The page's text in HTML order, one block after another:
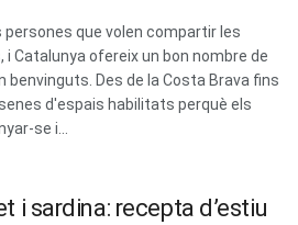
persones que volen compartir les
Catalunya ofereix un bon nombre de
benvinguts. Des de la Costa Brava fins
d'espais habilitats perquè els
se i...
i sardina: recepta d’estiu